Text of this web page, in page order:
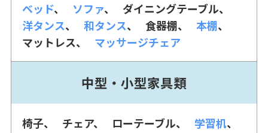
ベッド ソファ
ダイニングテーブル
洋タンス
和タンス 食器棚
本棚
マットレス
マッサージチェア
中型・小型家具類
椅子 チェア ローテーブル
学習机